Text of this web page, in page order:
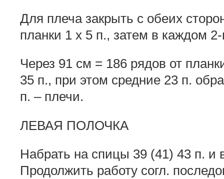
Для плеча закрыть с обеих
планки 1 x 5 п., затем в каждом
Через 91 см = 186 рядов от
35 п., при этом средние 23 п.
п. – плечи.
ЛЕВАЯ ПОЛОЧКА
Набрать на спицы 39 (41) 43 п. и
Продолжить работу согл.